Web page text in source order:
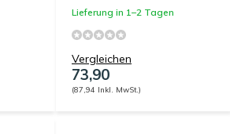
Lieferung in 1–2 Tagen
Vergleichen
73,90
(87,94 Inkl. MwSt.)